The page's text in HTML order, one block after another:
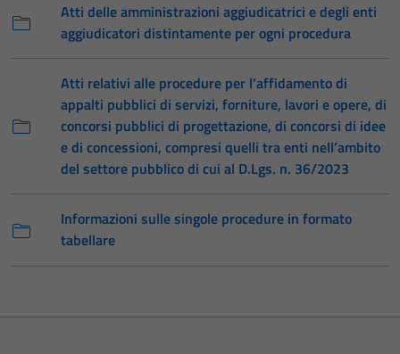
Atti delle amministrazioni aggiudicatrici e degli enti
aggiudicatori distintamente per ogni procedura
Atti relativi alle procedure per l’affidamento di
appalti pubblici di servizi, forniture, lavori e opere, di
concorsi pubblici di progettazione, di concorsi di idee
e di concessioni, compresi quelli tra enti nell’ambito
del settore pubblico di cui al D.Lgs. n. 36/2023
Informazioni sulle singole procedure in formato
tabellare